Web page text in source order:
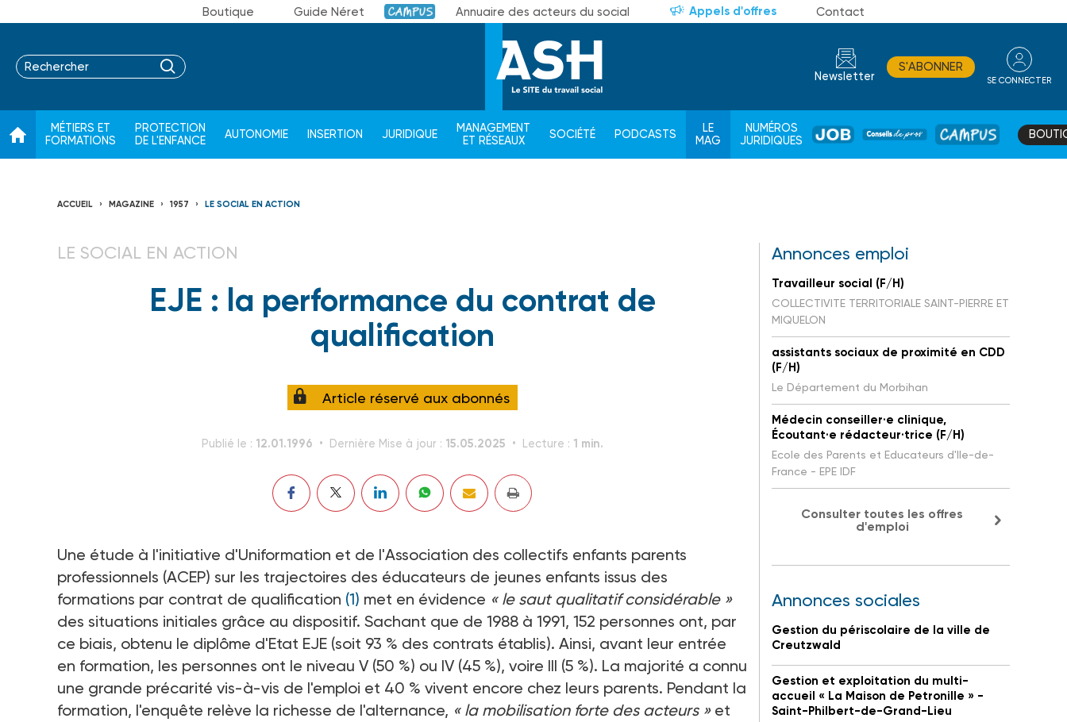
Boutique Guide Néret Campus Annuaire des acteurs du social Appels d'offres Contact
Newsletter
S'ABONNER
SE CONNECTER
MÉTIERS ET
FORMATIONS
PROTECTION
DE L'ENFANCE
AUTONOMIE INSERTION JURIDIQUE
MANAGEMENT
ET RÉSEAUX
SOCIÉTÉ PODCASTS
LE
MAG
NUMÉROS
JURIDIQUES
JOB
DE
CAMPUS
ACCUEIL MAGAZINE 1957 LE SOCIAL EN ACTION
LE SOCIAL EN ACTION
EJE : la performance du contrat de
qualification
Article réservé aux abonnés
Publié le : 12.01.1996 Dernière Mise à jour : 15.05.2025 Lecture : 1 min.
Une étude à l'initiative d'Uniformation et de l'Association des collectifs enfants parents
professionnels (ACEP) sur les trajectoires des éducateurs de jeunes enfants issus des
formations par contrat de qualification (1) met en évidence « le saut qualitatif considérable »
des situations initiales grâce au dispositif. Sachant que de 1988 à 1991, 152 personnes ont, par
ce biais, obtenu le diplôme d'Etat EJE (soit 93 % des contrats établis). Ainsi, avant leur entrée
en formation, les personnes ont le niveau V (50 %) ou IV (45 %), voire III (5 %). La majorité a connu
une grande précarité vis-à-vis de l'emploi et 40 % vivent encore chez leurs parents. Pendant la
formation, l'enquête relève la richesse de l'alternance, « la mobilisation forte des acteurs »et
Annonces emploi
Travailleur social (F/H)
COLLECTIVITE TERRITORIALE SAINT-PIERRE ET
MIQUELON
assistants sociaux de proximité en CDD
(F/H)
Le Département du Morbihan
Médecin conseiller·e clinique,
Écoutant·e rédacteur·trice (F/H)
Ecole des Parents et Educateurs d'Ile-de-
France - EPE IDF
Consulter toutes les offres
d'emploi
Annonces sociales
Gestion du périscolaire de la ville de
Creutzwald
Gestion et exploitation du multi-
accueil « La Maison de Petronille » -
Saint-Philbert-de-Grand-Lieu